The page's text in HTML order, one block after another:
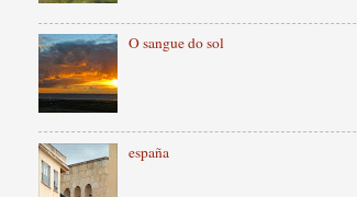
O sangue do sol
españa